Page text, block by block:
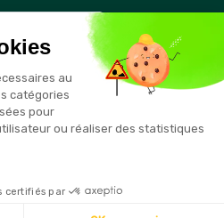
à tout moment en cliquant sur le
Copyright © 2026 - Sécurama
au
catégories
pour
ou réaliser des statistiques
certifiés par